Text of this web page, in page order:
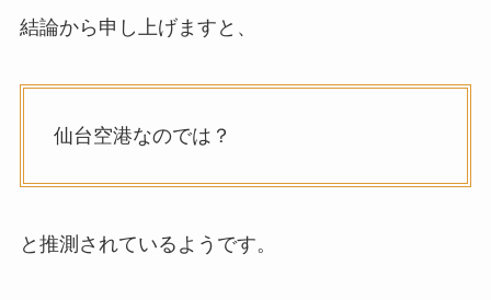
結論から申し上げますと、
仙台空港なのでは？
と推測されているようです。